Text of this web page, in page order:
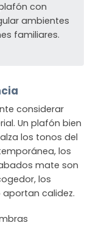
con
ambientes
familiares.
considerar
Un plafón bien
los tonos del
los
mate son
los
calidez.